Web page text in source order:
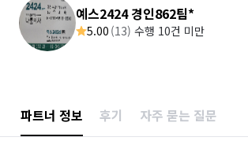
예스2424 경인862팀*
5.00 (13) 수행 10건 미만
파트너 정보 후기 자주 묻는 질문